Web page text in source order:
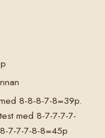
8-8-8-7-8=39p.
med 8-7-7-7-7-
7-7-7-8-8=45p